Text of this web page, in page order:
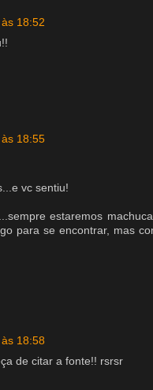
18:52
18:55
vc sentiu!
estaremos
para se encontrar, mas
18:58
de citar a fonte!! rsrsr